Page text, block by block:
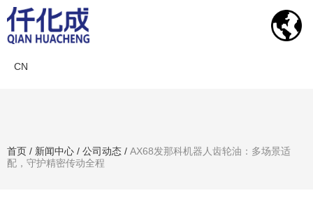
CN
首页 / 新闻中心 / 公司动态 / AX68发那科机器人齿轮油：多场景适
配，守护精密传动全程